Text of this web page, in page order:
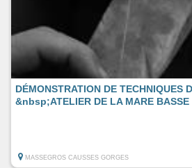
DÉMONSTRATION DE TECHNIQUES
&nbsp;ATELIER DE LA MARE BASSE
MASSEGROS CAUSSES GORGES